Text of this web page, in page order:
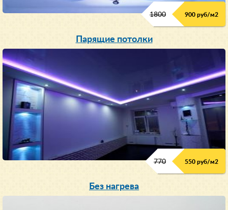
1800 900 руб/м2
Парящие потолки
770 550 руб/м2
Без нагрева